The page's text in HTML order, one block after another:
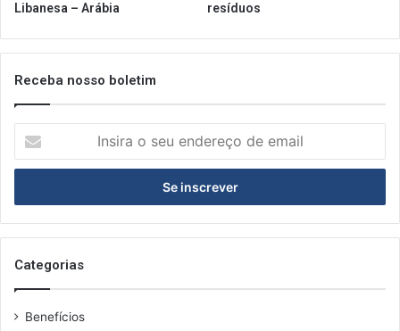
Libanesa – Arábia
resíduos
Receba nosso boletim
seu
de
email
Categorias
Benefícios